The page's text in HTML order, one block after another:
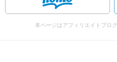
本ページはアフィリエイトプロ